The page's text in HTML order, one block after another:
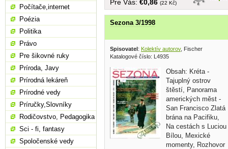
Pre Vás: €0,86 (22 Kč)
Sezona 3/1998
Spisovatel: Kolektív autorov, Fischer
Katalogové číslo: L4935
Obsah: Kréta -
Tajuplný ostrov
štěstí, Panorama
amerických měst -
San Francisco Zlatá
brána na Pacifiku,
Na cestách s Luciou
Bílou, Mexické
momenty, Rozhovor
Počítače,internet
Poézia
Politika
Právo
Pre šikovné ruky
Príroda, Javy
Prírodná lekáreň
Prírodné vedy
Príručky,Slovníky
Rodičovstvo, Pedagogika
Sci - fi, fantasy
Spoločenské vedy